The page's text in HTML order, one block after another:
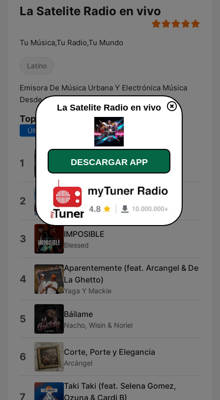
La Satelite Radio en vivo
Tu Música,Tu Radio,Tu Mundo
Latino
Emisora De Música Urbana Y Electrónica Música
Desde Colombia
Top Canciones
Últimos 7 días Últimos 30 días
1 Murder Was the Case
2 Billetes Azules
Kev-v-o
3 IMPOSIBLE
Blessed
4
Aparentemente (feat. Arcangel & De
La Ghetto)
Yaga Y Mackie
5 Báilame
Nacho, Wisin & Noriel
6 Corte, Porte y Elegancia
Arcángel
7
Taki Taki (feat. Selena Gomez,
Ozuna & Cardi B)
La Satelite Radio en vivo
DESCARGAR APP